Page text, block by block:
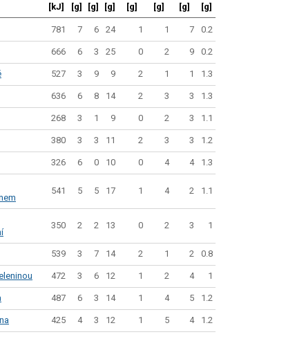
stravy
jídla
výrobky
[kJ]
[g]
[g]
[g]
[g]
[g]
[g]
[g]
781 7 6 24 1 1 7 0.2
666 6 3 25 0 2 9 0.2
527 3 9 9 2 1 1 1.3
636 6 8 14 2 3 3 1.3
268 3 1 9 0 2 3 1.1
380 3 3 11 2 3 3 1.2
326 6 0 10 0 4 4 1.3
541 5 5 17 1 4 2 1.1
350 2 2 13 0 2 3 1
539 3 7 14 2 1 2 0.8
472 3 6 12 1 2 4 1
487 6 3 14 1 4 5 1.2
425 4 3 12 1 5 4 1.2